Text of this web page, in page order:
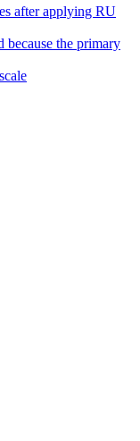
after applying RU
because the primary